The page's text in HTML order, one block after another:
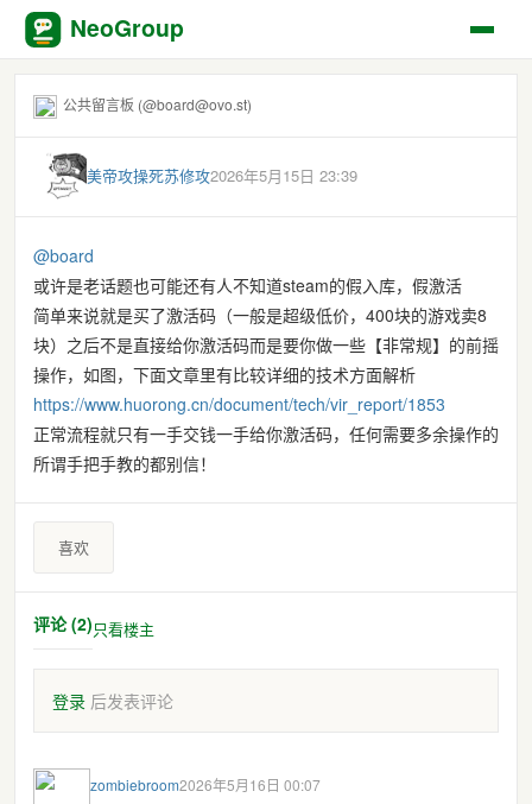
NeoGroup
公共留言板 (@board@ovo.st)
美帝攻操死苏修攻2026年5月15日 23:39
@board
或许是老话题也可能还有人不知道steam的假入库，假激活
简单来说就是买了激活码（一般是超级低价，400块的游戏卖8
块）之后不是直接给你激活码而是要你做一些【非常规】的前摇
操作，如图，下面文章里有比较详细的技术方面解析
https://www.huorong.cn/document/tech/vir_report/1853
正常流程就只有一手交钱一手给你激活码，任何需要多余操作的
所谓手把手教的都别信！
喜欢
评论 (2)只看楼主
登录 后发表评论
zombiebroom2026年5月16日 00:07